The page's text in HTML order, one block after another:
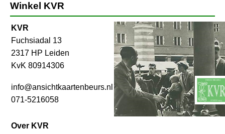
Winkel KVR
KVR
Fuchsiadal 13
2317 HP Leiden
KvK 80914306
info@ansichtkaartenbeurs.nl
071-5216058
Over KVR